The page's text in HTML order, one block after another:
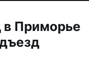
в Приморье